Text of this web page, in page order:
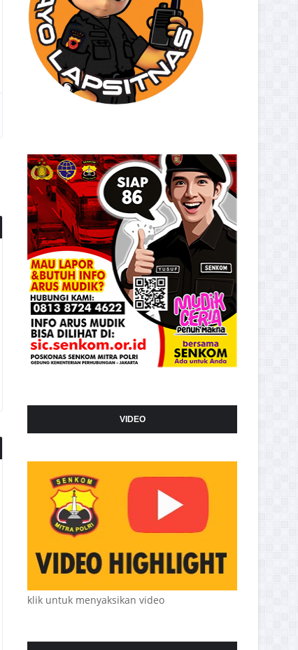
VIDEO
klik untuk menyaksikan video